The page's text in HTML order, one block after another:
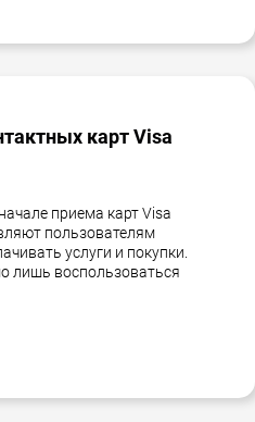
карт Visa
приема карт Visa
пользователям
услуги и покупки.
лишь воспользоваться